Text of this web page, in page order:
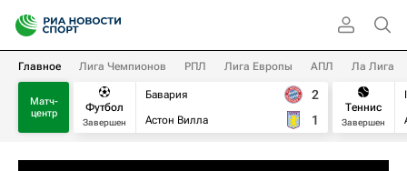
Главное Лига Чемпионов РПЛ Лига Европы АПЛ Ла Лига
Матч-
центр
Футбол
Завершен
Бавария
Астон Вилла
2
1
Теннис
Завершен